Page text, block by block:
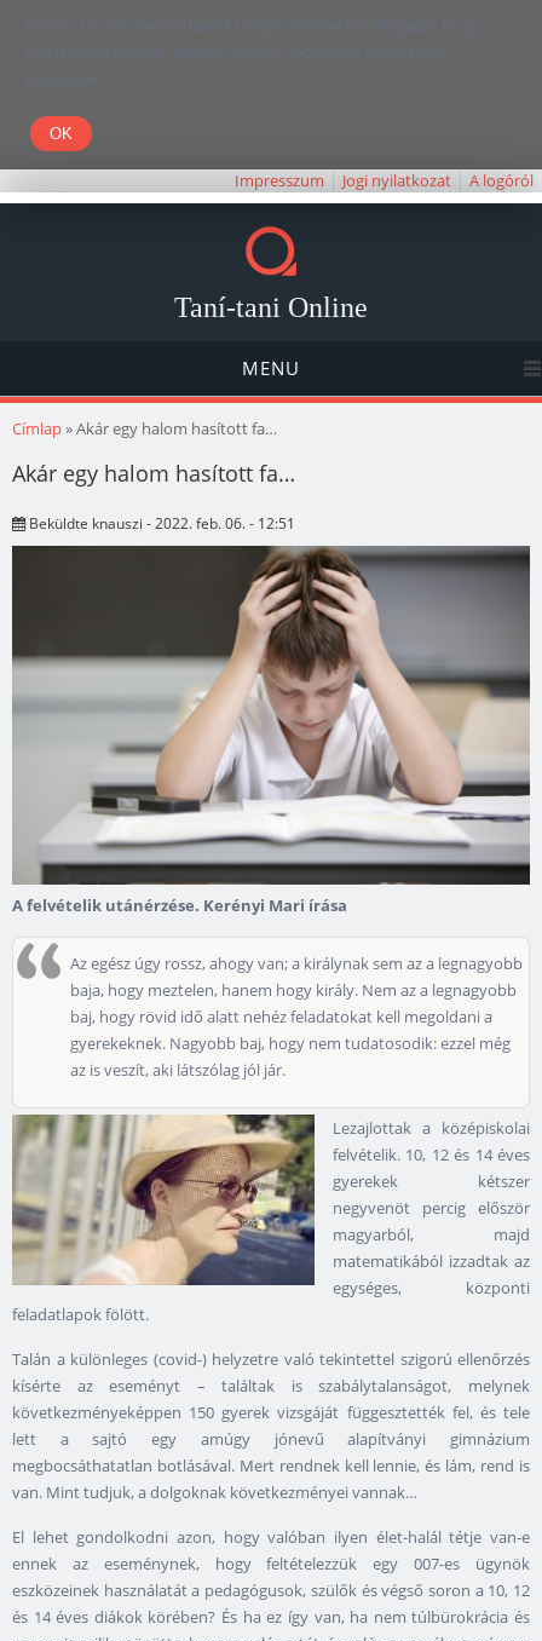
Kedves Olvasó! Weboldalunk böngészésével Ön elfogadja, hogy a
felhasználói élmény javítása céljából cookie-kat használunk.
Köszönjük!
Impresszum Jogi nyilatkozat A logóról
Taní-tani Online
MENU
Jelenlegi hely
Címlap» Akár egy halom hasított fa…
Akár egy halom hasított fa…
Beküldte knauszi - 2022. feb. 06. - 12:51
A felvételik utánérzése. Kerényi Mari írása
Az egész úgy rossz, ahogy van; a királynak sem az a legnagyobb
baja, hogy meztelen, hanem hogy király. Nem az a legnagyobb
baj, hogy rövid idő alatt nehéz feladatokat kell megoldani a
gyerekeknek. Nagyobb baj, hogy nem tudatosodik: ezzel még
az is veszít, aki látszólag jól jár.
Lezajlottak a középiskolai
felvételik. 10, 12 és 14 éves
gyerekek kétszer
negyvenöt percig először
magyarból, majd
matematikából izzadtak az
egységes, központi
feladatlapok fölött.
Talán a különleges (covid-) helyzetre való tekintettel szigorú ellenőrzés
kísérte az eseményt – találtak is szabálytalanságot, melynek
következményeképpen 150 gyerek vizsgáját függesztették fel, és tele
lett a sajtó egy amúgy jónevű alapítványi gimnázium
megbocsáthatatlan botlásával. Mert rendnek kell lennie, és lám, rend is
van. Mint tudjuk, a dolgoknak következményei vannak…
El lehet gondolkodni azon, hogy valóban ilyen élet-halál tétje van-e
ennek az eseménynek, hogy feltételezzük egy 007-es ügynök
eszközeinek használatát a pedagógusok, szülők és végső soron a 10, 12
és 14 éves diákok körében? És ha ez így van, ha nem túlbürokrácia és